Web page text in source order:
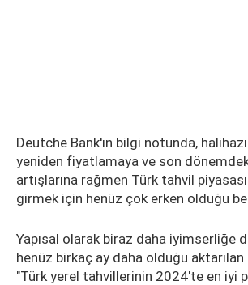
Deutche Bank'ın bilgi notunda,
yeniden fiyatlamaya ve son
artışlarına rağmen Türk tahvil
girmek için henüz çok erken olduğu
Yapısal olarak biraz daha iyimserliğe
henüz birkaç ay daha olduğu
"Türk yerel tahvillerinin 2024'te en iyi